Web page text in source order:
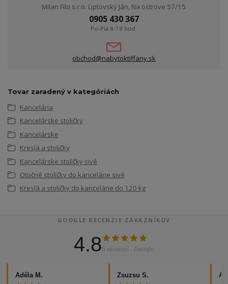
Milan Filo s.r.o. Liptovský Ján, Na ostrove 57/15
0905 430 367
Po-Pia 8-18 hod.
obchod@nabytoktiffany.sk
Tovar zaradený v kategóriách
Kancelária
Kancelárske stoličky
Kancelárske
Kreslá a stoličky
Kancelárske stoličky sivé
Otočné stoličky do kancelárie sivé
Kreslá a stoličky do kancelárie do 120 kg
GOOGLE RECENZIE ZÁKAZNÍKOV
4.85 recenzií · Google
Adéla M. Zsuzsu S.